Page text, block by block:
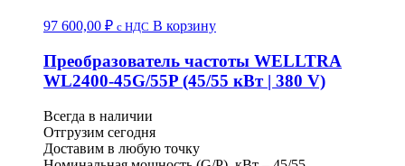
97 600,00 ₽ c НДС В корзину
Преобразователь частоты WELLTRA
WL2400-45G/55P (45/55 кВт | 380 V)
Всегда в наличии
Отгрузим сегодня
Доставим в любую точку